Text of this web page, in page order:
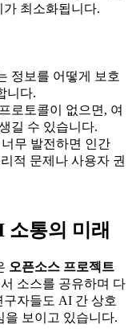
최소화됩니다.
정보를 어떻게 보호
니다.
로토콜이 없으면, 여
길 수 있습니다.
무 발전하면 인간
적 문제나 사용자 권
통의 미래
오픈소스 프로젝트
소스를 공유하며 다
자들도 AI 간 상호
을 보이고 있습니다.